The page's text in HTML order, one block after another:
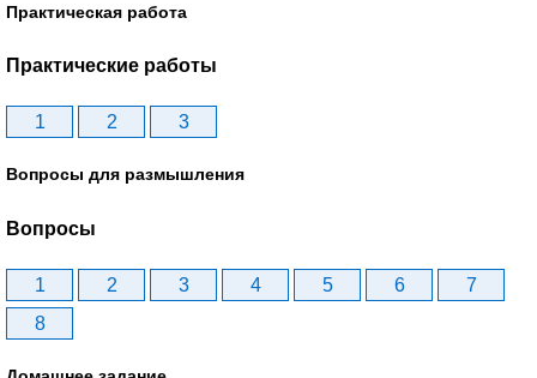
Практическая работа
Практические работы
1 2 3
Вопросы для размышления
Вопросы
1 2 3 4 5 6
7
8